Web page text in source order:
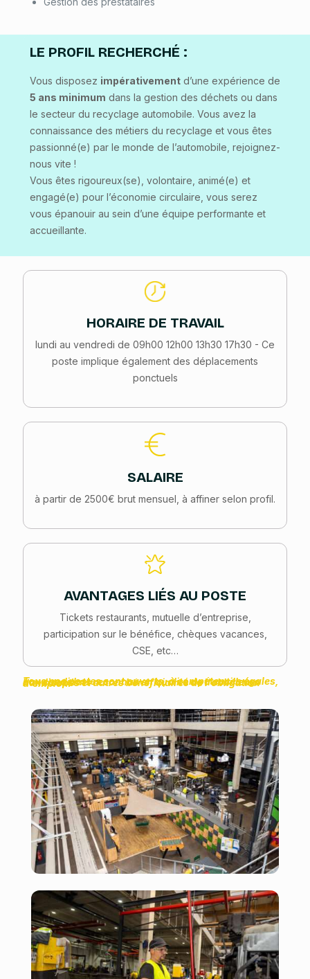
LE PROFIL RECHERCHÉ :
Vous disposez impérativement d’une expérience de
5 ans minimum dans la gestion des déchets ou dans
le secteur du recyclage automobile. Vous avez la
connaissance des métiers du recyclage et vous êtes
passionné(e) par le monde de l’automobile, rejoignez-
nous vite !
Vous êtes rigoureux(se), volontaire, animé(e) et
engagé(e) pour l’économie circulaire, vous serez
vous épanouir au sein d’une équipe performante et
accueillante.
HORAIRE DE TRAVAIL
lundi au vendredi de 09h00 12h00 13h30 17h30 - Ce
poste implique également des déplacements
ponctuels
SALAIRE
à partir de 2500€ brut mensuel, à affiner selon profil.
AVANTAGES LIÉS AU POSTE
Tickets restaurants, mutuelle d’entreprise,
participation sur le bénéfice, chèques vacances,
CSE, etc…
Tous nos postes sont ouverts, à compétences égales, aux candidats reconnus en qualité de travailleurs handicapés et autres bénéficiaires de l'obligation d'emploi.